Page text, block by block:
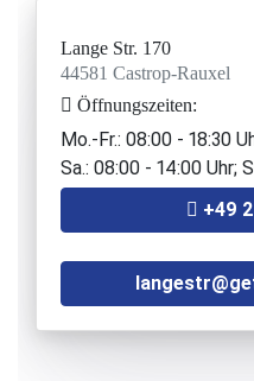
Lange Str. 170
44581 Castrop-Rauxel
Öffnungszeiten:
Mo.-Fr.: 08:00 - 18:30
Sa.: 08:00 - 14:00 Uhr;
+49